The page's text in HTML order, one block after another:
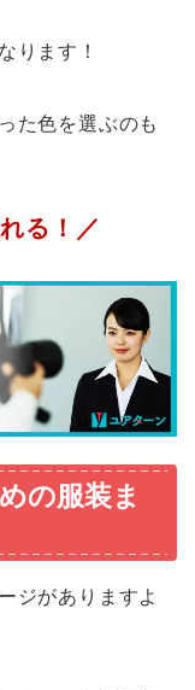
ります！
た色を選ぶのも
る！／
の服装ま
ジがありますよ